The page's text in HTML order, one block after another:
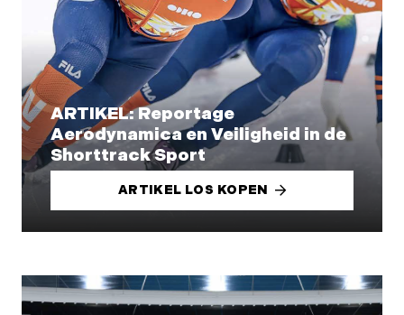
ARTIKEL: Reportage
Aerodynamica en Veiligheid in de
Shorttrack Sport
ARTIKEL LOS KOPEN